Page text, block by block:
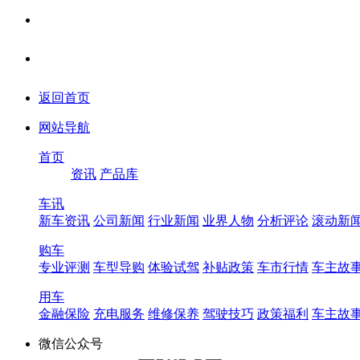
返回首页
网站导航
首页
资讯 产品库
车讯
新车资讯 公司新闻 行业新闻 业界人物 分析评论 滚动新
购车
专业评测 车型导购 体验试驾 补贴政策 车市行情 车主故
用车
金融保险 充电服务 维修保养 驾驶技巧 政策福利 车主故
微信公众号